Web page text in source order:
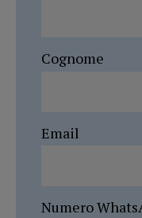
Cognome
Email
Numero